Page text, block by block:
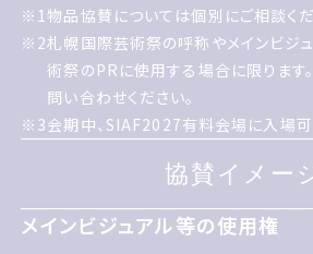
1
※1物品協賛については個別にご相談く
物品協賛については個別にご相談くだ
2
※2札幌国際げいじゅつさいの呼称やメイ
は げいじゅつさいのPRに使用する場
事務局にお問い合わせください
札幌国際芸術祭の呼称やメインビジ
術祭のPRに使用する場合に限ります
問い合わせください。
3
※3会期中 サイアフ2027有料会場に入
会期中、SIAF2027有料会場に入場可
協賛イメー
協賛イメー
メインビジュアル等の使用権
メインビジュアル等の使用権